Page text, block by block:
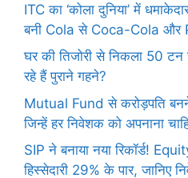
ITC का ‘कोला दुनिया’ में
बनी Cola से Coca-Cola और
घर की तिजोरी से निकला 50 टन
रहे हैं पुराने गहने?
Mutual Fund से करोड़पति
जिन्हें हर निवेशक को अपनाना
SIP ने बनाया नया रिकॉर्ड!
हिस्सेदारी 29% के पार, जानिए